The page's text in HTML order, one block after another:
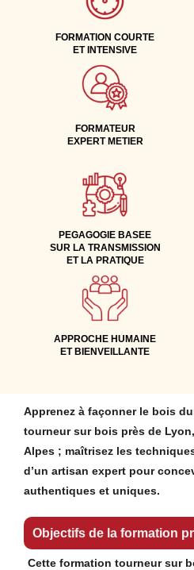
FORMATION COURTE
ET INTENSIVE
FORMATEUR
EXPERT METIER
PEGAGOGIE BASEE
SUR LA TRANSMISSION
ET LA PRATIQUE
APPROCHE HUMAINE
ET BIENVEILLANTE
Apprenez à façonner le bois
tourneur sur bois près de
Alpes ; maîtrisez les
d’un artisan expert pour
authentiques et uniques.
Objectifs de la formation
Cette formation tourneur sur